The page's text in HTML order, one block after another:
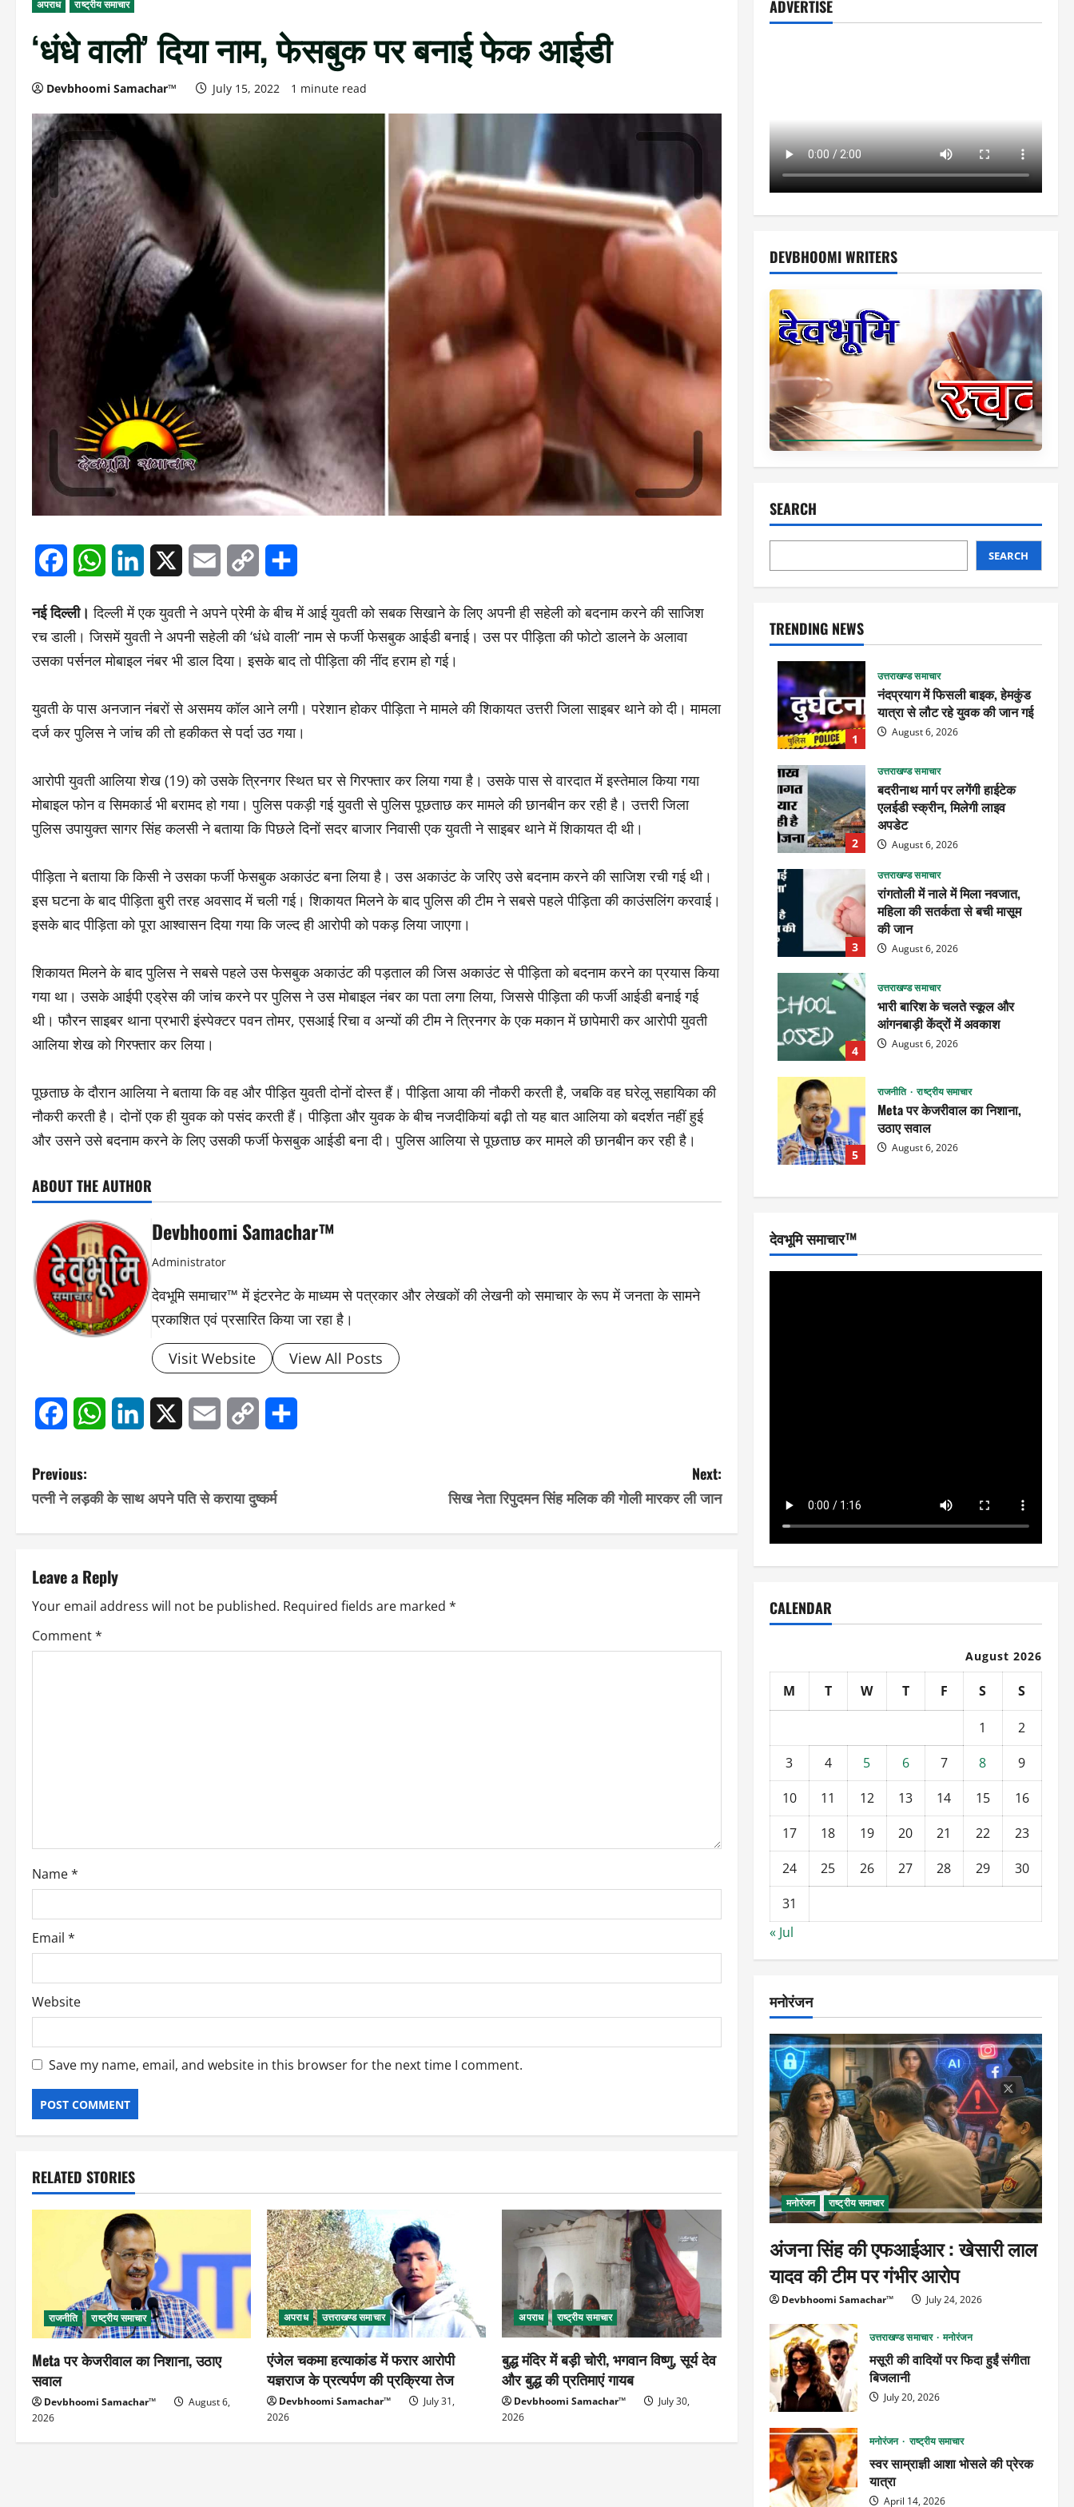
अपराध राष्ट्रीय समाचार
‘धंधे वाली’ दिया नाम, फेसबुक पर बनाई फेक आईडी
Devbhoomi Samachar™ July 15, 2022 1 minute read
FacebookWhatsAppLinkedIn Email
Copy
नई दिल्ली। दिल्ली में एक युवती ने अपने प्रेमी के बीच में आई युवती को सबक सिखाने के लिए अपनी ही सहेली को बदनाम करने की साजिश
रच डाली। जिसमें युवती ने अपनी सहेली की ‘धंधे वाली’ नाम से फर्जी फेसबुक आईडी बनाई। उस पर पीड़िता की फोटो डालने के अलावा
उसका पर्सनल मोबाइल नंबर भी डाल दिया। इसके बाद तो पीड़िता की नींद हराम हो गई।
युवती के पास अनजान नंबरों से असमय कॉल आने लगी। परेशान होकर पीड़िता ने मामले की शिकायत उत्तरी जिला साइबर थाने को दी। मामला
दर्ज कर पुलिस ने जांच की तो हकीकत से पर्दा उठ गया।
आरोपी युवती आलिया शेख (19) को उसके त्रिनगर स्थित घर से गिरफ्तार कर लिया गया है। उसके पास से वारदात में इस्तेमाल किया गया
मोबाइल फोन व सिमकार्ड भी बरामद हो गया। पुलिस पकड़ी गई युवती से पुलिस पूछताछ कर मामले की छानबीन कर रही है। उत्तरी जिला
पुलिस उपायुक्त सागर सिंह कलसी ने बताया कि पिछले दिनों सदर बाजार निवासी एक युवती ने साइबर थाने में शिकायत दी थी।
पीड़िता ने बताया कि किसी ने उसका फर्जी फेसबुक अकाउंट बना लिया है। उस अकाउंट के जरिए उसे बदनाम करने की साजिश रची गई थी।
इस घटना के बाद पीड़िता बुरी तरह अवसाद में चली गई। शिकायत मिलने के बाद पुलिस की टीम ने सबसे पहले पीड़िता की काउंसलिंग करवाई।
इसके बाद पीड़िता को पूरा आश्वासन दिया गया कि जल्द ही आरोपी को पकड़ लिया जाएगा।
शिकायत मिलने के बाद पुलिस ने सबसे पहले उस फेसबुक अकाउंट की पड़ताल की जिस अकाउंट से पीड़िता को बदनाम करने का प्रयास किया
गया था। उसके आईपी एड्रेस की जांच करने पर पुलिस ने उस मोबाइल नंबर का पता लगा लिया, जिससे पीड़िता की फर्जी आईडी बनाई गई
थी। फौरन साइबर थाना प्रभारी इंस्पेक्टर पवन तोमर, एसआई रिचा व अन्यों की टीम ने त्रिनगर के एक मकान में छापेमारी कर आरोपी युवती
आलिया शेख को गिरफ्तार कर लिया।
पूछताछ के दौरान आलिया ने बताया कि वह और पीड़ित युवती दोनों दोस्त हैं। पीड़िता आया की नौकरी करती है, जबकि वह घरेलू सहायिका की
नौकरी करती है। दोनों एक ही युवक को पसंद करती हैं। पीड़िता और युवक के बीच नजदीकियां बढ़ी तो यह बात आलिया को बदर्शत नहीं हुई
और उसने उसे बदनाम करने के लिए उसकी फर्जी फेसबुक आईडी बना दी। पुलिस आलिया से पूछताछ कर मामले की छानबीन कर रही है।
ABOUT THE AUTHOR
Devbhoomi Samachar™
Administrator
देवभूमि समाचार™ में इंटरनेट के माध्यम से पत्रकार और लेखकों की लेखनी को समाचार के रूप में जनता के सामने
प्रकाशित एवं प्रसारित किया जा रहा है।
Visit Website View All Posts
FacebookWhatsAppLinkedIn Email
Copy
P
o
s
t
n
a
i
o
n
Previous:
पत्नी ने लड़की के साथ अपने पति से कराया दुष्कर्म
Next:
सिख नेता रिपुदमन सिंह मलिक की गोली मारकर ली जान
Leave a Reply
Your email address will not be published. Required fields are marked *
Comment*
Name*
Email *
Website
Save my name, email, and website in this browser for the next time I comment.
RELATED STORIES
राजनीति राष्ट्रीय समाचार
Meta पर केजरीवाल का निशाना, उठाए
सवाल
Devbhoomi Samachar™
August 6,
2026
अपराध उत्तराखण्ड समाचार
एंजेल चकमा हत्याकांड में फरार आरोपी
यज्ञराज के प्रत्यर्पण की प्रक्रिया तेज
Devbhoomi Samachar™
July 31,
2026
अपराध राष्ट्रीय समाचार
बुद्ध मंदिर में बड़ी चोरी, भगवान विष्णु, सूर्य देव
और बुद्ध की प्रतिमाएं गायब
Devbhoomi Samachar™
July 30,
2026
ADVERTISE
DEVBHOOMI WRITERS
SEARCH
SEARCH
TRENDING NEWS
1
उत्तराखण्ड समाचार
नंदप्रयाग में फिसली बाइक, हेमकुंड
यात्रा से लौट रहे युवक की जान गई
August 6, 2026
2
उत्तराखण्ड समाचार
बदरीनाथ मार्ग पर लगेंगी हाईटेक
एलईडी स्क्रीन, मिलेगी लाइव
अपडेट
August 6, 2026
3
उत्तराखण्ड समाचार
रांगतोली में नाले में मिला नवजात,
महिला की सतर्कता से बची मासूम
की जान
August 6, 2026
4
उत्तराखण्ड समाचार
भारी बारिश के चलते स्कूल और
आंगनबाड़ी केंद्रों में अवकाश
August 6, 2026
5
राजनीति राष्ट्रीय समाचार
Meta पर केजरीवाल का निशाना,
उठाए सवाल
August 6, 2026
देवभूमि समाचार™
CALENDAR
August 2026
M T W T F S S
1
2
3
4 5 6 7 8
9
10
11 12 13 14 15
16
17
18 19 20 21 22
23
24
25 26 27 28 29
30
31
« Jul
मनोरंजन
मनोरंजन राष्ट्रीय समाचार
अंजना सिंह की एफआईआर : खेसारी लाल
यादव की टीम पर गंभीर आरोप
Devbhoomi Samachar™ July 24, 2026
उत्तराखण्ड समाचार मनोरंजन
मसूरी की वादियों पर फिदा हुईं संगीता
बिजलानी
July 20, 2026
मनोरंजन राष्ट्रीय समाचार
स्वर साम्राज्ञी आशा भोसले की प्रेरक
यात्रा
April 14, 2026